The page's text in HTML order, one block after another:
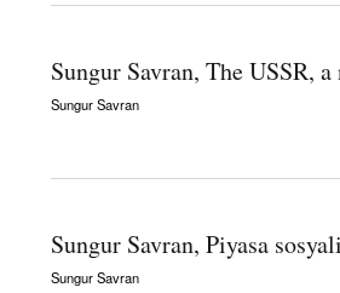
Sungur Savran, The USSR,
Sungur Savran
Sungur Savran, Piyasa
Sungur Savran